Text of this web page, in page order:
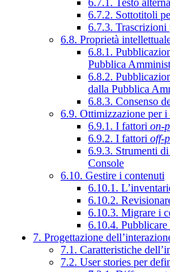
6.7.1. Testo
6.7.2. Sottotitoli
6.7.3. Trascrizioni
6.8. Proprietà
6.8.1.
Pubblica
6.8.2.
dalla Pubblica
6.8.3. Consenso
6.9. Ottimizzazione per
6.9.1. I fattori on-
6.9.2. I fattori off-
6.9.3. Strumenti
Console
6.10. Gestire i contenuti
6.10.1.
6.10.2.
6.10.3. Migrare i
6.10.4.
7. Progettazione
7.1. Caratteristiche
7.2. User stories per